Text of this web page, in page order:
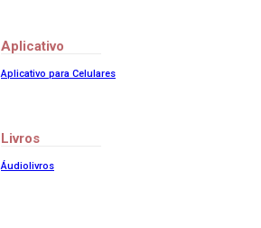
Aplicativo
Aplicativo para Celulares
Livros
Áudiolivros